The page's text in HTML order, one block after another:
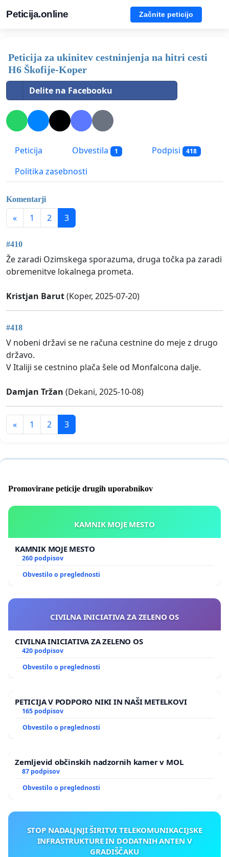
Peticija.online Začnite peticijo
Peticija za ukinitev cestninjenja na hitri cesti
H6 Škofije-Koper
Delite na Facebooku
Peticija Obvestila 1 Podpisi 418
Politika zasebnosti
Komentarji
« 1 2 3
#410
Že zaradi Ozimskega sporazuma, druga točka pa zaradi
obremenitve lokalnega prometa.
Kristjan Barut(Koper, 2025-07-20)
#418
V nobeni državi se ne računa cestnine do meje z drugo
državo.
V Italiji se cestnino plača šele od Monfalcona dalje.
Damjan Tržan (Dekani, 2025-10-08)
« 1 2 3
Promovirane peticije drugih uporabnikov
KAMNIK MOJE MESTO
KAMNIK MOJE MESTO
260 podpisov
Obvestilo o preglednosti
CIVILNA INICIATIVA ZA ZELENO OS
CIVILNA INICIATIVA ZA ZELENO OS
420 podpisov
Obvestilo o preglednosti
PETICIJA V PODPORO NIKI IN NAŠI METELKOVI
165 podpisov
Obvestilo o preglednosti
Zemljevid občinskih nadzornih kamer v MOL
87 podpisov
Obvestilo o preglednosti
STOP NADALJNJI ŠIRITVI TELEKOMUNIKACIJSKE
INFRASTRUKTURE IN DODATNIH ANTEN V
GRADIŠČAKU